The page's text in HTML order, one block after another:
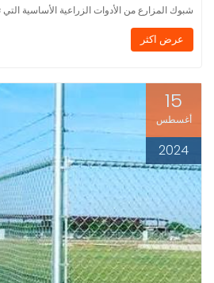
شبوك المزارع من الأدوات الزراعية الأساسية
عرض اكثر
15
أغسطس
2024